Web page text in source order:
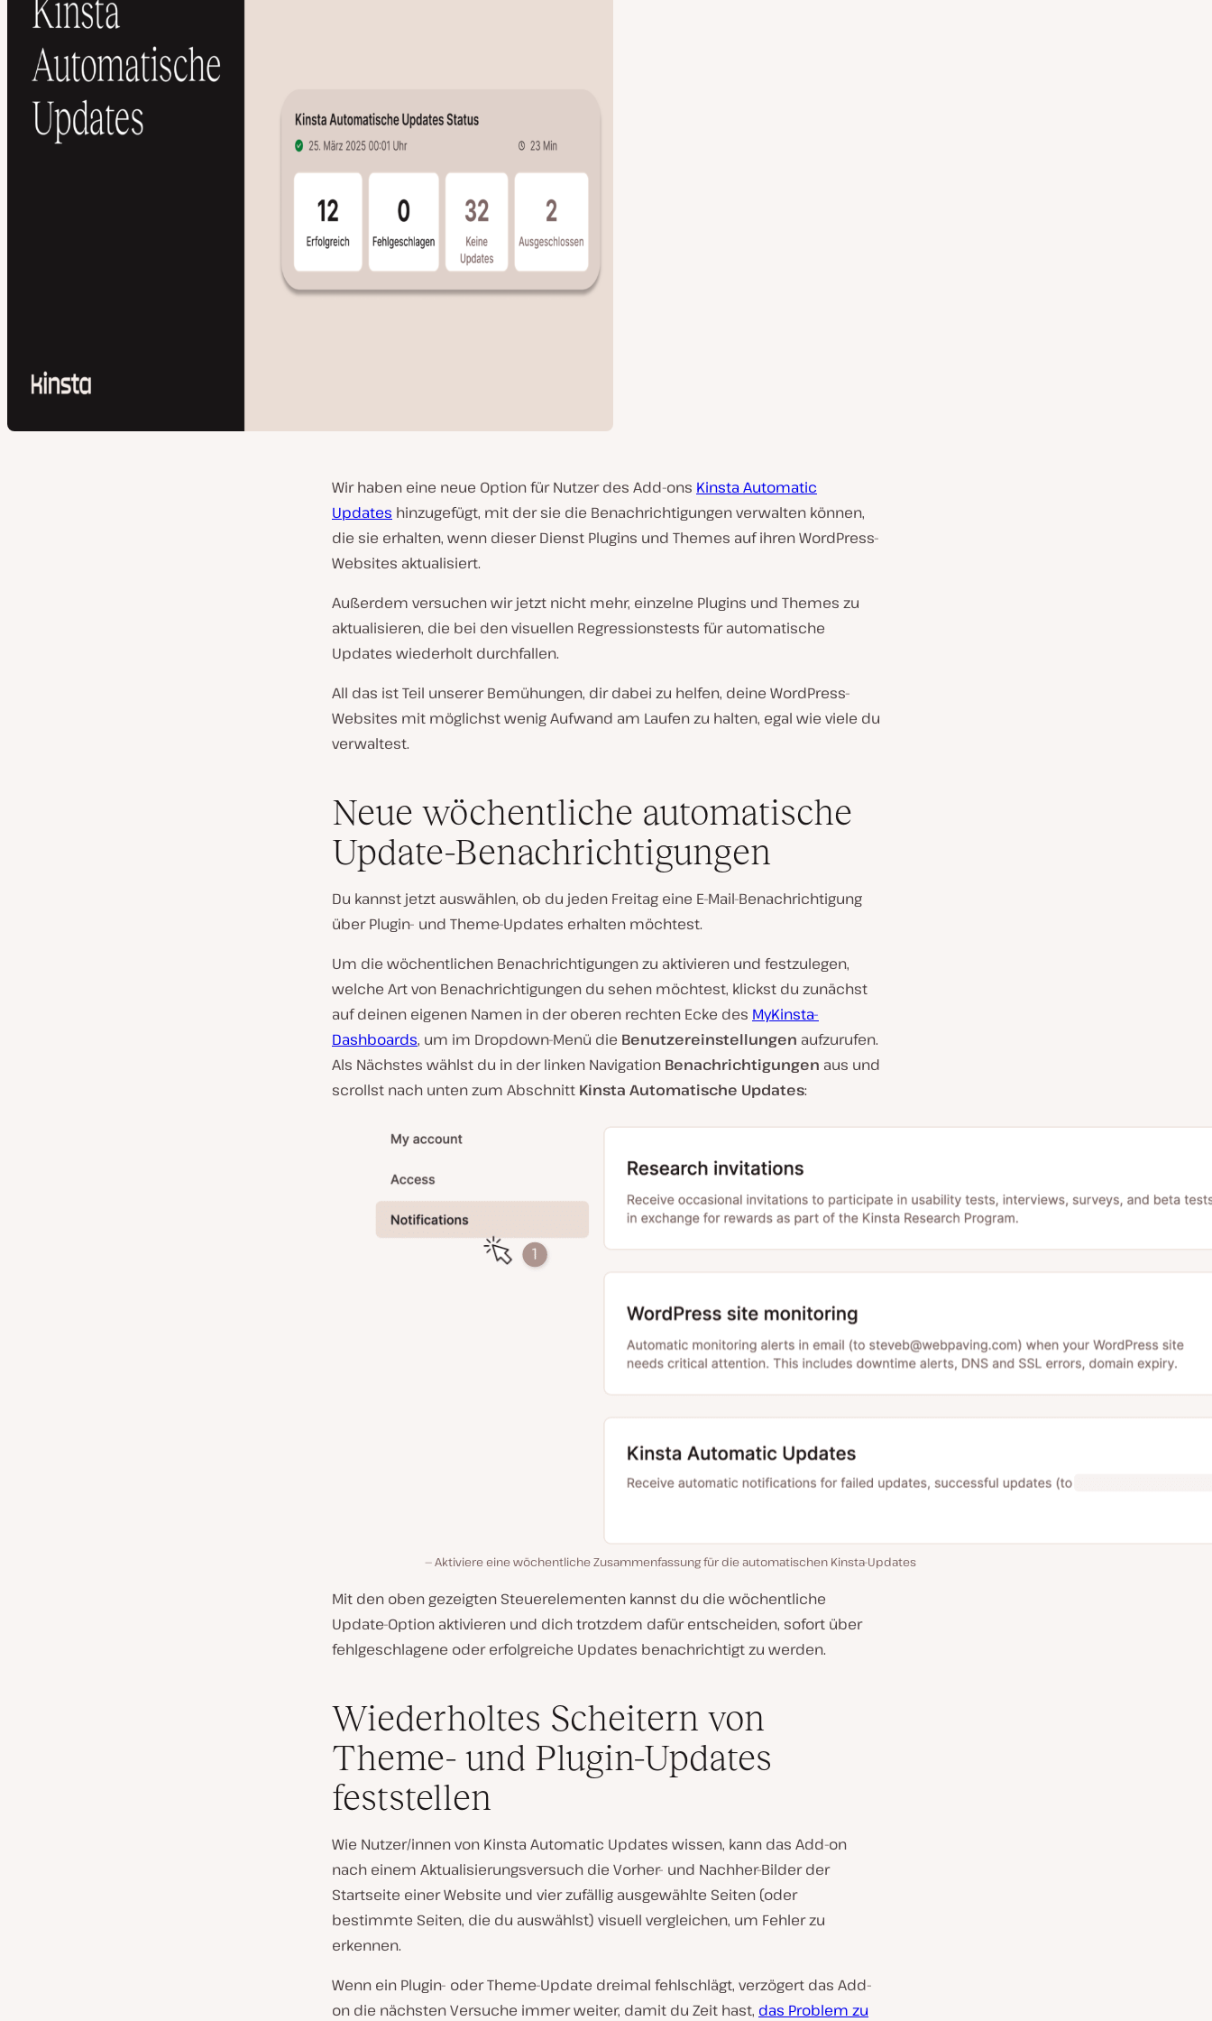
Wir haben eine neue Option für Nutzer des Add-ons Kinsta Automatic
Updates hinzugefügt, mit der sie die Benachrichtigungen verwalten können,
die sie erhalten, wenn dieser Dienst Plugins und Themes auf ihren WordPress-
Websites aktualisiert.
Außerdem versuchen wir jetzt nicht mehr, einzelne Plugins und Themes zu
aktualisieren, die bei den visuellen Regressionstests für automatische
Updates wiederholt durchfallen.
All das ist Teil unserer Bemühungen, dir dabei zu helfen, deine WordPress-
Websites mit möglichst wenig Aufwand am Laufen zu halten, egal wie viele du
verwaltest.
Neue wöchentliche automatische
Update-Benachrichtigungen
Du kannst jetzt auswählen, ob du jeden Freitag eine E-Mail-Benachrichtigung
über Plugin- und Theme-Updates erhalten möchtest.
Um die wöchentlichen Benachrichtigungen zu aktivieren und festzulegen,
welche Art von Benachrichtigungen du sehen möchtest, klickst du zunächst
auf deinen eigenen Namen in der oberen rechten Ecke des MyKinsta-
Dashboards, um im Dropdown-Menü die Benutzereinstellungen aufzurufen.
Als Nächstes wählst du in der linken Navigation Benachrichtigungen aus und
scrollst nach unten zum Abschnitt Kinsta Automatische Updates:
Aktiviere eine wöchentliche Zusammenfassung für die automatischen Kinsta-Updates
Mit den oben gezeigten Steuerelementen kannst du die wöchentliche
Update-Option aktivieren und dich trotzdem dafür entscheiden, sofort über
fehlgeschlagene oder erfolgreiche Updates benachrichtigt zu werden.
Wiederholtes Scheitern von
Theme- und Plugin-Updates
feststellen
Wie Nutzer/innen von Kinsta Automatic Updates wissen, kann das Add-on
nach einem Aktualisierungsversuch die Vorher- und Nachher-Bilder der
Startseite einer Website und vier zufällig ausgewählte Seiten (oder
bestimmte Seiten, die du auswählst) visuell vergleichen, um Fehler zu
erkennen.
Wenn ein Plugin- oder Theme-Update dreimal fehlschlägt, verzögert das Add-
on die nächsten Versuche immer weiter, damit du Zeit hast, das Problem zu